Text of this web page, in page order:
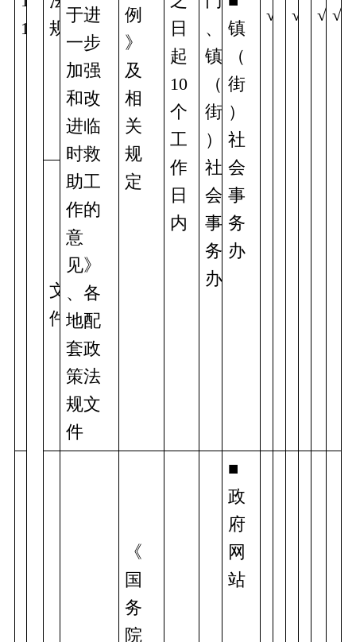
1
于进
一步
加强
和改
进临
时救
助工
作的
意
见》
、各
地配
套政
策法
规文
件
例
》
及
相
关
规
定
日
起
10
个
工
作
日
内
、
镇
（
街
）
社
会
事
务
办
镇
（
街
）
社
会
事
务
办
√ √ √ √
规
文
件
《
国
务
院
■
政
府
网
站